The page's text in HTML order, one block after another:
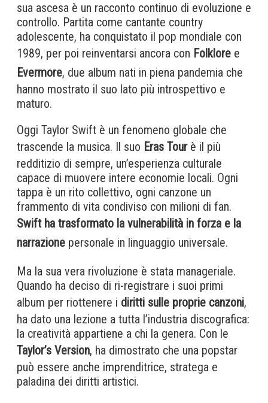
sua ascesa è un racconto continuo di evoluzione e
controllo. Partita come cantante country
adolescente, ha conquistato il pop mondiale con
1989, per poi reinventarsi ancora con Folklore e
Evermore, due album nati in piena pandemia che
hanno mostrato il suo lato più introspettivo e
maturo.
Oggi Taylor Swift è un fenomeno globale che
trascende la musica. Il suo Eras Tour è il più
redditizio di sempre, un’esperienza culturale
capace di muovere intere economie locali. Ogni
tappa è un rito collettivo, ogni canzone un
frammento di vita condiviso con milioni di fan.
Swift ha trasformato la vulnerabilità in forza e la
narrazione personale in linguaggio universale.
Ma la sua vera rivoluzione è stata manageriale.
Quando ha deciso di ri-registrare i suoi primi
album per riottenere i diritti sulle proprie canzoni,
ha dato una lezione a tutta l’industria discografica:
la creatività appartiene a chi la genera. Con le
Taylor’s Version, ha dimostrato che una popstar
può essere anche imprenditrice, stratega e
paladina dei diritti artistici.